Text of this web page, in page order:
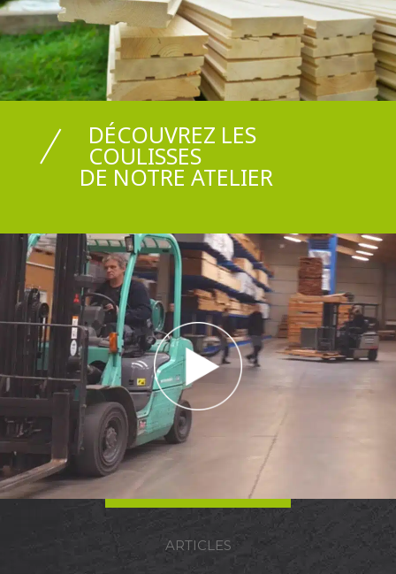
DÉCOUVREZ LES
COULISSES
DE NOTRE ATELIER
ARTICLES